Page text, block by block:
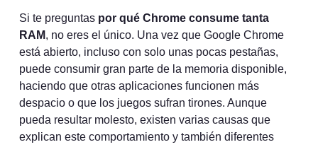
Si te preguntas por qué Chrome consume tanta
RAM, no eres el único. Una vez que Google Chrome
está abierto, incluso con solo unas pocas pestañas,
puede consumir gran parte de la memoria disponible,
haciendo que otras aplicaciones funcionen más
despacio o que los juegos sufran tirones. Aunque
pueda resultar molesto, existen varias causas que
explican este comportamiento y también diferentes